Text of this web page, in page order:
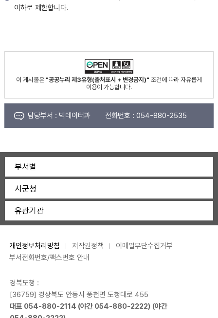
이하로 제한합니다.
이 게시물은 "공공누리 제3유형(출처표시 + 변경금지)" 조건에 따라 자유롭게
이용이 가능합니다.
담당부서 : 빅데이터과 전화번호 : 054-880-2535
부서별
시군청
유관기관
개인정보처리방침 저작권정책
이메일무단수집거부
부서전화번호/팩스번호 안내
경북도청 :
[36759] 경상북도 안동시 풍천면 도청대로 455
대표 054-880-2114 (야간 054-880-2222) (야간